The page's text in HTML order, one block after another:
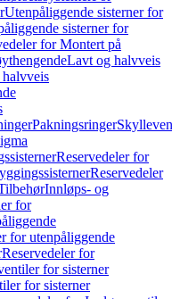
Utenpåliggende sisterner for
sisterner for
for Montert på
Lavt og halvveis
Pakningsringer
Reservedeler for
Reservedeler
Innløps- og
for
for utenpåliggende
Reservedeler for
for sisterner
for sisterner